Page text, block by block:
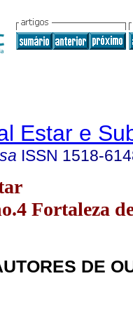
Estar e
ISSN 1518-
Fortaleza
DE